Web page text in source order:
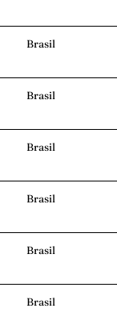
Brasil
Brasil
Brasil
Brasil
Brasil
Brasil